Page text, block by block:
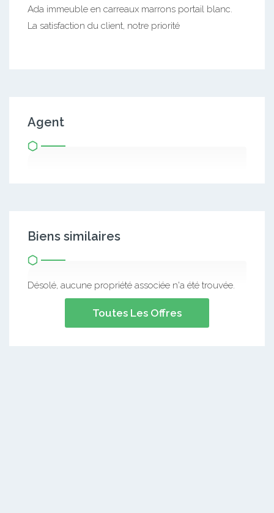
Ada immeuble en carreaux marrons portail blanc.
La satisfaction du client, notre priorité
Agent
Biens similaires
Désolé, aucune propriété associée n'a été trouvée.
Toutes Les Offres